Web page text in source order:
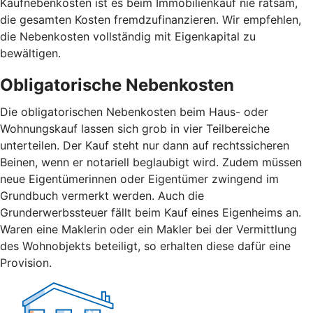
Kaufnebenkosten ist es beim Immobilienkauf nie ratsam,
die gesamten Kosten fremdzufinanzieren. Wir empfehlen,
die Nebenkosten vollständig mit Eigenkapital zu
bewältigen.
Obligatorische Nebenkosten
Die obligatorischen Nebenkosten beim Haus- oder
Wohnungskauf lassen sich grob in vier Teilbereiche
unterteilen. Der Kauf steht nur dann auf rechtssicheren
Beinen, wenn er notariell beglaubigt wird. Zudem müssen
neue Eigentümerinnen oder Eigentümer zwingend im
Grundbuch vermerkt werden. Auch die
Grunderwerbssteuer fällt beim Kauf eines Eigenheims an.
Waren eine Maklerin oder ein Makler bei der Vermittlung
des Wohnobjekts beteiligt, so erhalten diese dafür eine
Provision.